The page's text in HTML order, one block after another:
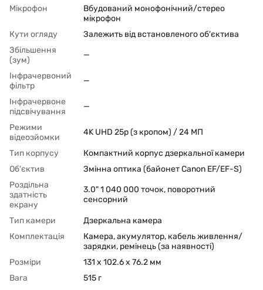
Мікрофон
Вбудований монофонічний/стерео
мікрофон
Кути огляду
Залежить від встановленого об'єктива
Збільшення
(зум)
—
Інфрачервоний
фільтр
—
Інфрачервоне
підсвічування
—
Режими
відеозйомки
4K UHD 25p (з кропом) / 24 МП
Тип корпусу
Компактний корпус дзеркальної камери
Об'єктив
Змінна оптика (байонет Canon EF/EF-S)
Роздільна
здатність
екрану
3.0" 1 040 000 точок, поворотний
сенсорний
Тип камери
Дзеркальна камера
Комплектація
Камера, акумулятор, кабель живлення/
зарядки, ремінець (за наявності)
Розміри
131 x 102.6 x 76.2 мм
Вага
515 г